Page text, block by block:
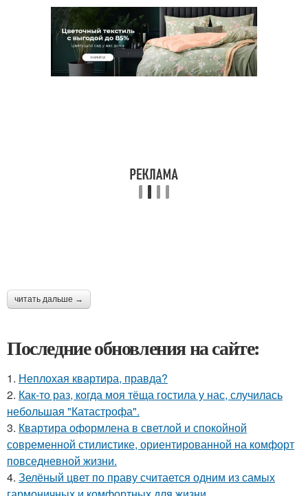
читать дальше →
Последние обновления на сайте:
1. Неплохая квартира, правда?
2. Как-то раз, когда моя тёща гостила у нас, случилась
небольшая "Катастрофа".
3. Квартира оформлена в светлой и спокойной
современной стилистике, ориентированной на комфорт
повседневной жизни.
4. Зелёный цвет по праву считается одним из самых